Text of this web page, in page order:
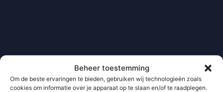
Beheer toestemming
Om de beste ervaringen te bieden, gebruiken wij technologieën zoals
cookies om informatie over je apparaat op te slaan en/of te raadplegen.